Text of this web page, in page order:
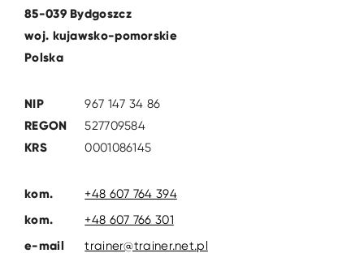
85-039 Bydgoszcz
woj. kujawsko-pomorskie
Polska
NIP
967 147 34 86
REGON
527709584
KRS
0001086145
kom.
+48 607 764 394
kom.
+48 607 766 301
e-mail
trainer@trainer.net.pl